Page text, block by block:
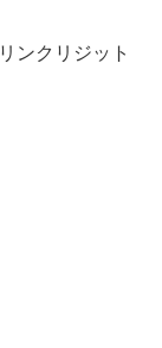
ンクリジット